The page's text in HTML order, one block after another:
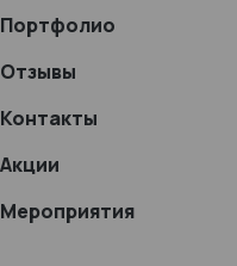
Портфолио
Отзывы
Контакты
Акции
Мероприятия